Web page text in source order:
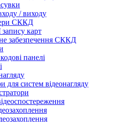
/ виходу
СККД
карт
забезпечення СККД
панелі
для систем відеонагляду